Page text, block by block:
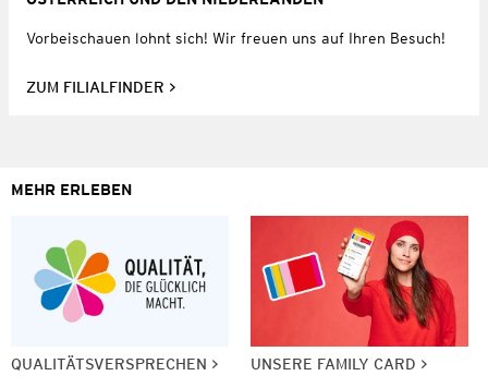
Vorbeischauen lohnt sich! Wir freuen uns auf Ihren Besuch!
ZUM FILIALFINDER
MEHR ERLEBEN
QUALITÄTSVERSPRECHEN UNSERE FAMILY CARD